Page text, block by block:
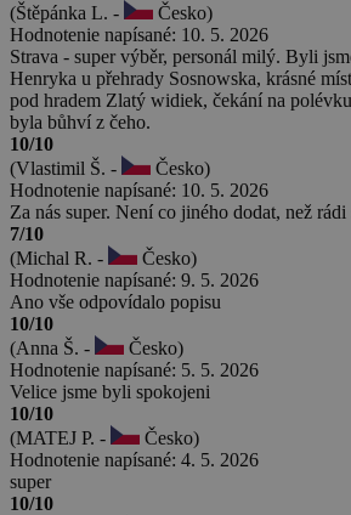
(Štěpánka L. -
Česko)
Hodnotenie napísané: 10. 5. 2026
Strava - super výběr, personál milý. Byli
Henryka u přehrady Sosnowska, krásné
pod hradem Zlatý widiek, čekání na
byla bůhví z čeho.
10/10
(Vlastimil Š. -
Česko)
Hodnotenie napísané: 10. 5. 2026
Za nás super. Není co jiného dodat, než
7/10
(Michal R. -
Česko)
Hodnotenie napísané: 9. 5. 2026
Ano vše odpovídalo popisu
10/10
(Anna Š. -
Česko)
Hodnotenie napísané: 5. 5. 2026
Velice jsme byli spokojeni
10/10
(MATEJ P. -
Česko)
Hodnotenie napísané: 4. 5. 2026
super
10/10